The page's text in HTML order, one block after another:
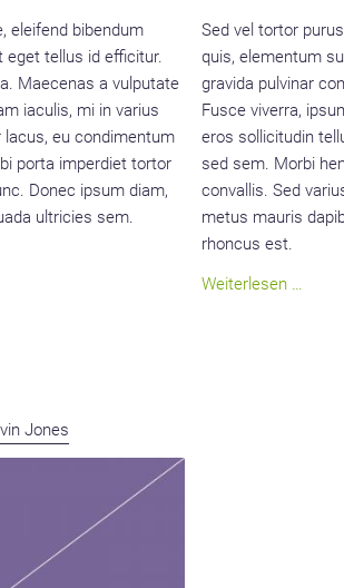
eleifend bibendum
eget tellus id efficitur.
Maecenas a vulputate
iaculis, mi in varius
eu condimentum
porta imperdiet tortor
Donec ipsum diam,
ultricies sem.
Sed vel tortor
quis, elementum
gravida pulvinar
Fusce viverra,
eros sollicitudin
sed sem. Morbi
convallis. Sed
metus mauris
rhoncus est.
Weiterlesen …
Jones